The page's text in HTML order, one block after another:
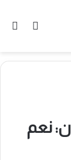
نعم